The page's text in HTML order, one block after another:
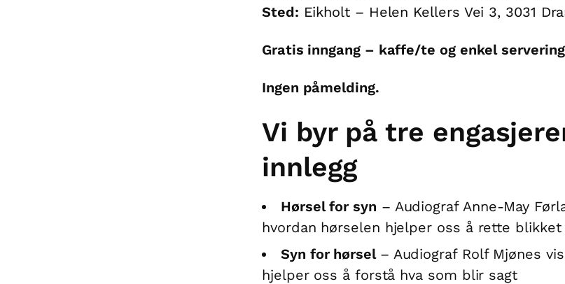
Sted: Eikholt – Helen Kellers Vei 3, 3031
Gratis inngang – kaffe/te og enkel
Ingen påmelding.
Vi byr på tre
innlegg
Hørsel for syn – Audiograf Anne-May
hvordan hørselen hjelper oss å rette
Syn for hørsel – Audiograf Rolf Mjønes
hjelper oss å forstå hva som blir sagt